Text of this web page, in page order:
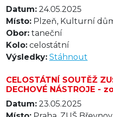
Datum: 24.05.2025
Místo: Plzeň, Kulturní
Obor: taneční
Kolo: celostátní
Výsledky: Stáhnout
CELOSTÁTNÍ SOUTĚŽ
DECHOVÉ NÁSTROJE -
Datum: 23.05.2025